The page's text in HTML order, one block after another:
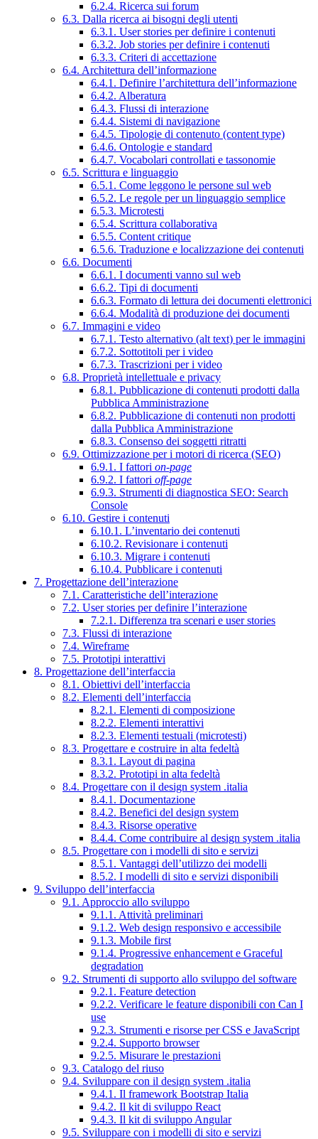
6.2.4. Ricerca sui forum
6.3. Dalla ricerca ai bisogni degli utenti
6.3.1. User stories per definire i contenuti
6.3.2. Job stories per definire i contenuti
6.3.3. Criteri di accettazione
6.4. Architettura dell’informazione
6.4.1. Definire l’architettura dell’informazione
6.4.2. Alberatura
6.4.3. Flussi di interazione
6.4.4. Sistemi di navigazione
6.4.5. Tipologie di contenuto (content type)
6.4.6. Ontologie e standard
6.4.7. Vocabolari controllati e tassonomie
6.5. Scrittura e linguaggio
6.5.1. Come leggono le persone sul web
6.5.2. Le regole per un linguaggio semplice
6.5.3. Microtesti
6.5.4. Scrittura collaborativa
6.5.5. Content critique
6.5.6. Traduzione e localizzazione dei contenuti
6.6. Documenti
6.6.1. I documenti vanno sul web
6.6.2. Tipi di documenti
6.6.3. Formato di lettura dei documenti elettronici
6.6.4. Modalità di produzione dei documenti
6.7. Immagini e video
6.7.1. Testo alternativo (alt text) per le immagini
6.7.2. Sottotitoli per i video
6.7.3. Trascrizioni per i video
6.8. Proprietà intellettuale e privacy
6.8.1. Pubblicazione di contenuti prodotti dalla
Pubblica Amministrazione
6.8.2. Pubblicazione di contenuti non prodotti
dalla Pubblica Amministrazione
6.8.3. Consenso dei soggetti ritratti
6.9. Ottimizzazione per i motori di ricerca (SEO)
6.9.1. I fattori on-page
6.9.2. I fattori off-page
6.9.3. Strumenti di diagnostica SEO: Search
Console
6.10. Gestire i contenuti
6.10.1. L’inventario dei contenuti
6.10.2. Revisionare i contenuti
6.10.3. Migrare i contenuti
6.10.4. Pubblicare i contenuti
7. Progettazione dell’interazione
7.1. Caratteristiche dell’interazione
7.2. User stories per definire l’interazione
7.2.1. Differenza tra scenari e user stories
7.3. Flussi di interazione
7.4. Wireframe
7.5. Prototipi interattivi
8. Progettazione dell’interfaccia
8.1. Obiettivi dell’interfaccia
8.2. Elementi dell’interfaccia
8.2.1. Elementi di composizione
8.2.2. Elementi interattivi
8.2.3. Elementi testuali (microtesti)
8.3. Progettare e costruire in alta fedeltà
8.3.1. Layout di pagina
8.3.2. Prototipi in alta fedeltà
8.4. Progettare con il design system .italia
8.4.1. Documentazione
8.4.2. Benefici del design system
8.4.3. Risorse operative
8.4.4. Come contribuire al design system .italia
8.5. Progettare con i modelli di sito e servizi
8.5.1. Vantaggi dell’utilizzo dei modelli
8.5.2. I modelli di sito e servizi disponibili
9. Sviluppo dell’interfaccia
9.1. Approccio allo sviluppo
9.1.1. Attività preliminari
9.1.2. Web design responsivo e accessibile
9.1.3. Mobile first
9.1.4. Progressive enhancement e Graceful
degradation
9.2. Strumenti di supporto allo sviluppo del software
9.2.1. Feature detection
9.2.2. Verificare le feature disponibili con Can I
use
9.2.3. Strumenti e risorse per CSS e JavaScript
9.2.4. Supporto browser
9.2.5. Misurare le prestazioni
9.3. Catalogo del riuso
9.4. Sviluppare con il design system .italia
9.4.1. Il framework Bootstrap Italia
9.4.2. Il kit di sviluppo React
9.4.3. Il kit di sviluppo Angular
9.5. Sviluppare con i modelli di sito e servizi